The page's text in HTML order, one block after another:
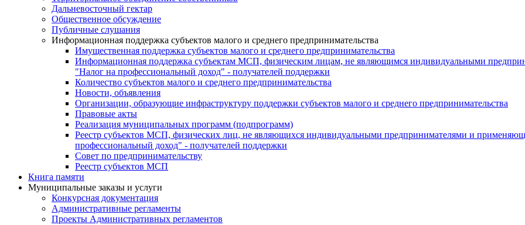
Дальневосточный гектар
Общественное обсуждение
Публичные слушания
Информационная поддержка субъектов малого и среднего предпринимательства
Имущественная поддержка субъектов малого и среднего предпринимательства
Информационная поддержка субъектам МСП, физическим лицам, не являющимся индивидуальными
"Налог на профессиональный доход" - получателей поддержки
Количество субъектов малого и среднего предпринимательства
Новости, объявления
Организации, образующие инфраструктуру поддержки субъектов малого и среднего предпринимательства
Правовые акты
Реализация муниципальных программ (подпрограмм)
Реестр субъектов МСП, физических лиц, не являющихся индивидуальными предпринимателями и
профессиональный доход" - получателей поддержки
Совет по предпринимательству
Реестр субъектов МСП
Книга памяти
Муниципальные заказы и услуги
Конкурсная документация
Административные регламенты
Проекты Административных регламентов